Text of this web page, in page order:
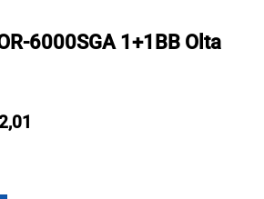
6000SGA 1+1BB Olta